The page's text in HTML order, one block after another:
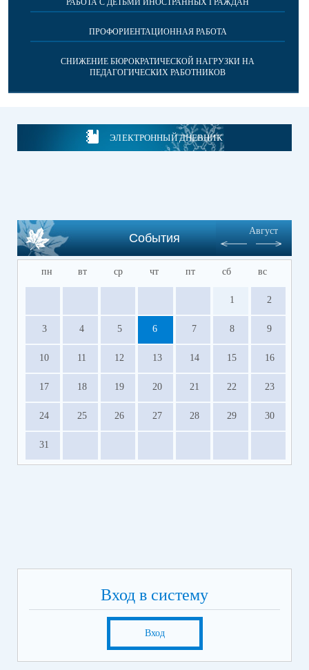
РАБОТА С ДЕТЬМИ ИНОСТРАННЫХ ГРАЖДАН
ПРОФОРИЕНТАЦИОННАЯ РАБОТА
СНИЖЕНИЕ БЮРОКРАТИЧЕСКОЙ НАГРУЗКИ НА
ПЕДАГОГИЧЕСКИХ РАБОТНИКОВ
ЭЛЕКТРОННЫЙ ДНЕВНИК
События
Август
пн вт ср чт пт сб вс
1 2
3 4 5 6 7 8 9
10 11 12 13 14 15 16
17 18 19 20 21 22 23
24 25 26 27 28 29 30
31
Вход в систему
Вход